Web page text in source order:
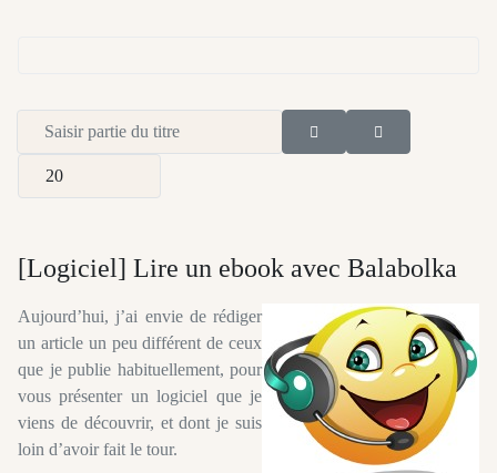
Saisir partie du titre
Afficher #
[Logiciel] Lire un ebook avec Balabolka
Aujourd’hui, j’ai envie de rédiger
un article un peu différent de ceux
que je publie habituellement, pour
vous présenter un logiciel que je
viens de découvrir, et dont je suis
loin d’avoir fait le tour.